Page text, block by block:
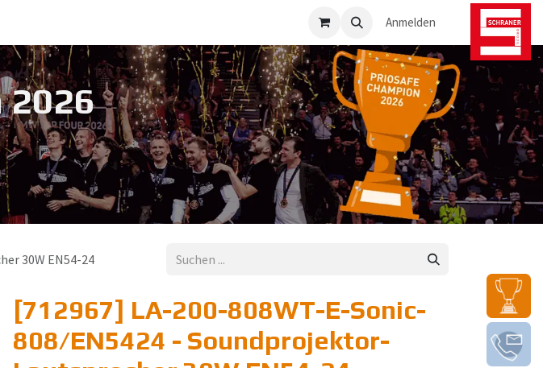
Anmelden
20​26
30W EN54-24
[712967] LA-200-808WT-E-Sonic-
808/EN5424 - Soundprojektor-